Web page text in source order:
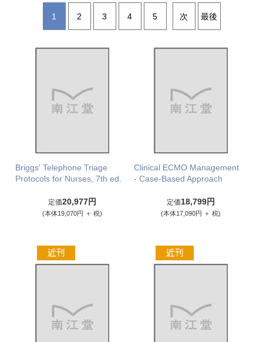
1 2 3 4 5 次 最後
Briggs' Telephone Triage
Protocols for Nurses, 7th ed.
定価20,977円
(本体19,070円 ＋ 税)
Clinical ECMO Management
- Case-Based Approach
定価18,799円
(本体17,090円 ＋ 税)